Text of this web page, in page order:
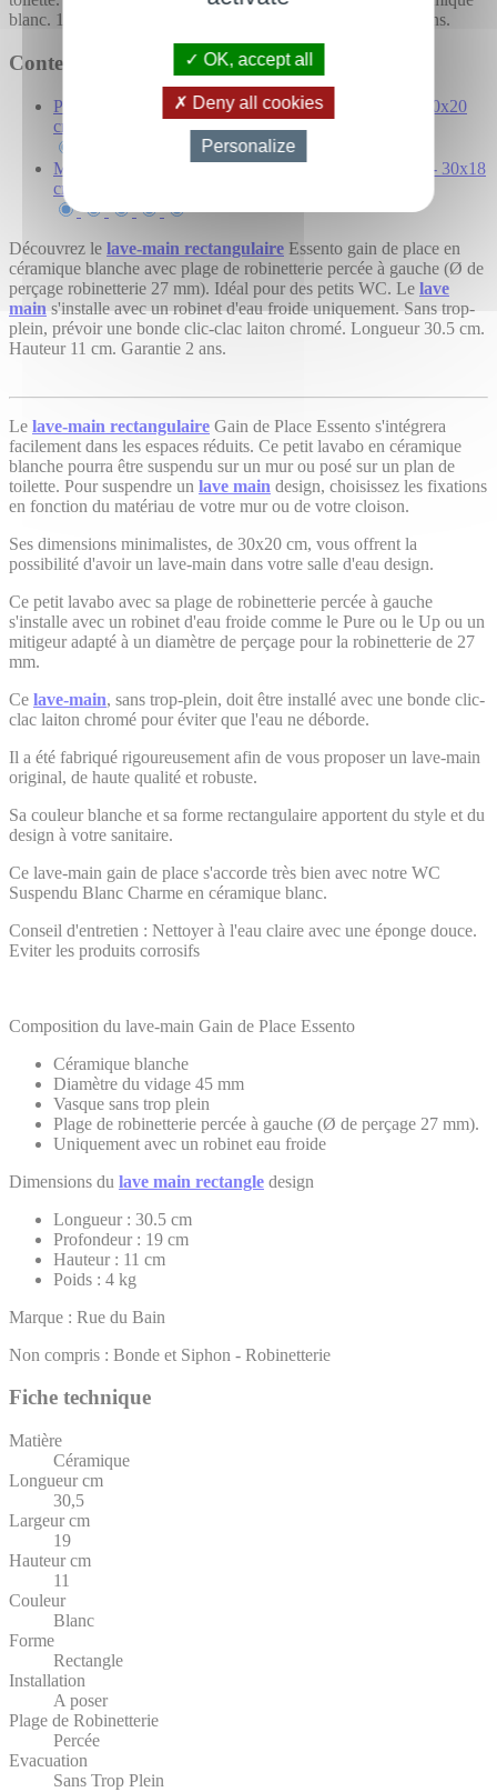
blanc. 10% d'économie avec l'achat de ce pack. Garantie 2 ans.
Contenu du pack
Petit lave main Gain de Place Gauche - Céramique - 30x20
cm - Essento
Meuble Lave main Blanc et Chêne Gris - Scandinave - 30x18
cm - Essento
Découvrez le lave-main rectangulaire Essento gain de place en
céramique blanche avec plage de robinetterie percée à gauche (Ø de
perçage robinetterie 27 mm). Idéal pour des petits WC. Le lave
main s'installe avec un robinet d'eau froide uniquement. Sans trop-
plein, prévoir une bonde clic-clac laiton chromé. Longueur 30.5 cm.
Hauteur 11 cm. Garantie 2 ans.
Le lave-main rectangulaire Gain de Place Essento s'intégrera
facilement dans les espaces réduits. Ce petit lavabo en céramique
blanche pourra être suspendu sur un mur ou posé sur un plan de
toilette. Pour suspendre un lave main design, choisissez les fixations
en fonction du matériau de votre mur ou de votre cloison.
Ses dimensions minimalistes, de 30x20 cm, vous offrent la
possibilité d'avoir un lave-main dans votre salle d'eau design.
Ce petit lavabo avec sa plage de robinetterie percée à gauche
s'installe avec un robinet d'eau froide comme le Pure ou le Up ou un
mitigeur adapté à un diamètre de perçage pour la robinetterie de 27
mm.
Ce lave-main, sans trop-plein, doit être installé avec une bonde clic-
clac laiton chromé pour éviter que l'eau ne déborde.
Il a été fabriqué rigoureusement afin de vous proposer un lave-main
original, de haute qualité et robuste.
Sa couleur blanche et sa forme rectangulaire apportent du style et du
design à votre sanitaire.
Ce lave-main gain de place s'accorde très bien avec notre WC
Suspendu Blanc Charme en céramique blanc.
Conseil d'entretien : Nettoyer à l'eau claire avec une éponge douce.
Eviter les produits corrosifs
Composition du lave-main Gain de Place Essento
Céramique blanche
Diamètre du vidage 45 mm
Vasque sans trop plein
Plage de robinetterie percée à gauche (Ø de perçage 27 mm).
Uniquement avec un robinet eau froide
Dimensions du lave main rectangle design
Longueur : 30.5 cm
Profondeur : 19 cm
Hauteur : 11 cm
Poids : 4 kg
Marque : Rue du Bain
Non compris : Bonde et Siphon - Robinetterie
Fiche technique
Matière
Céramique
Longueur cm
30,5
Largeur cm
19
Hauteur cm
11
Couleur
Blanc
Forme
Rectangle
Installation
A poser
Plage de Robinetterie
Percée
Evacuation
Sans Trop Plein
OK, accept all
Deny all cookies
Personalize